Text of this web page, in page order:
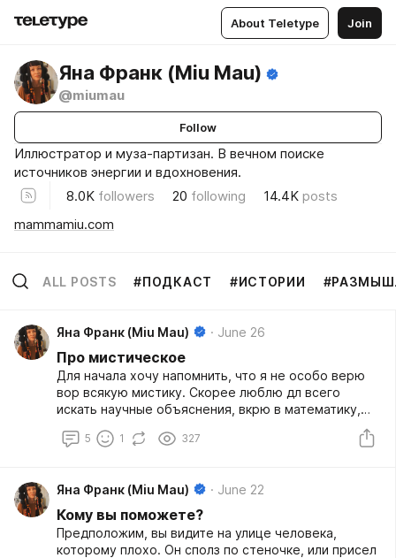
About Teletype Join
Яна Франк (Miu Mau)
@miumau
Follow
Иллюстратор и муза-партизан. В вечном поиске
источников энергии и вдохновения.
8.0K followers 20 following 14.4K posts
mammamiu.com
ALL POSTS #ПОДКАСТ #ИСТОРИИ
Яна Франк (Miu Mau) June 26
Про мистическое
Для начала хочу напомнить, что я не особо верю
вор всякую мистику. Скорее люблю дл всего
искать научные объяснения, вкрю в математику,
перепрограммировать мозги и убедить в чем-то
5 1 327
Яна Франк (Miu Mau) June 22
Кому вы поможете?
Предположим, вы видите на улице человека,
которому плохо. Он сполз по стеночке, или присел